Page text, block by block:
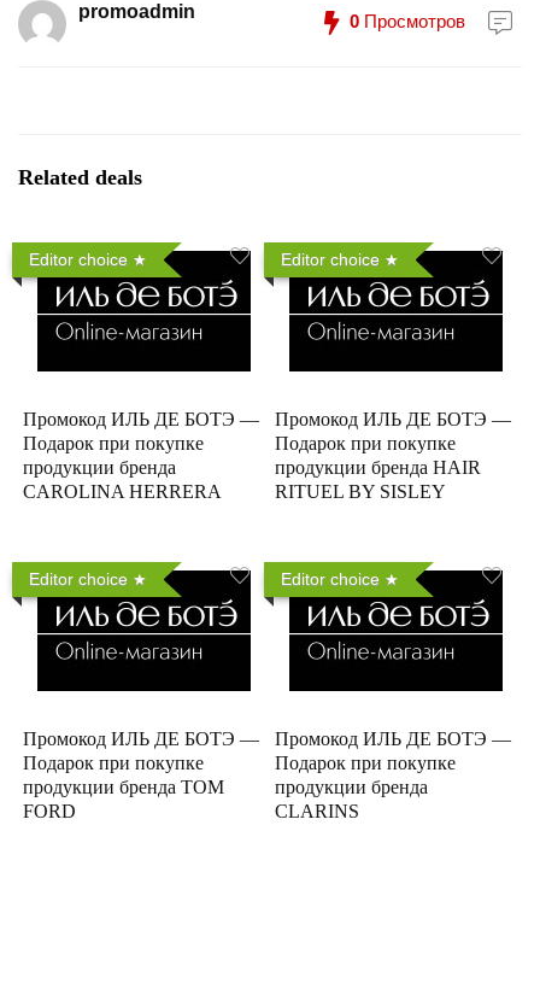
promoadmin 0 Просмотров
Related deals
Editor choice
Промокод ИЛЬ ДЕ БОТЭ —
Подарок при покупке
продукции бренда
CAROLINA HERRERA
Editor choice
Промокод ИЛЬ ДЕ БОТЭ —
Подарок при покупке
продукции бренда HAIR
RITUEL BY SISLEY
Editor choice
Промокод ИЛЬ ДЕ БОТЭ —
Подарок при покупке
продукции бренда TOM
FORD
Editor choice
Промокод ИЛЬ ДЕ БОТЭ —
Подарок при покупке
продукции бренда
CLARINS